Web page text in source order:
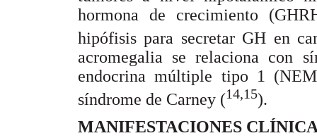
hormona de crecimiento
hipófisis para secretar GH en
acromegalia se relaciona con
endocrina múltiple tipo 1
síndrome de Carney (14,15).
MANIFESTACIONES